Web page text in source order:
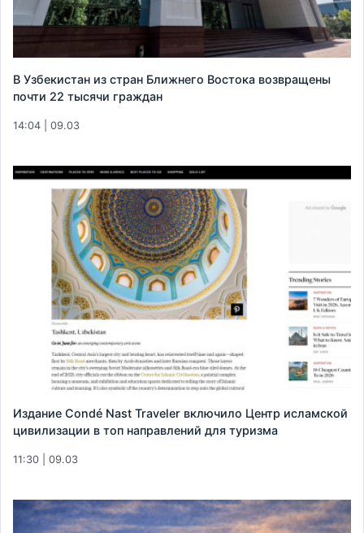
В Узбекистан из стран Ближнего Востока возвращены
почти 22 тысячи граждан
14:04 | 09.03
Издание Condé Nast Traveler включило Центр исламской
цивилизации в топ направлений для туризма
11:30 | 09.03